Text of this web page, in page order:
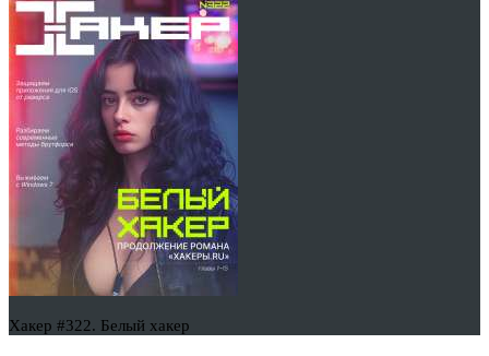
Хакер #322. Белый хакер